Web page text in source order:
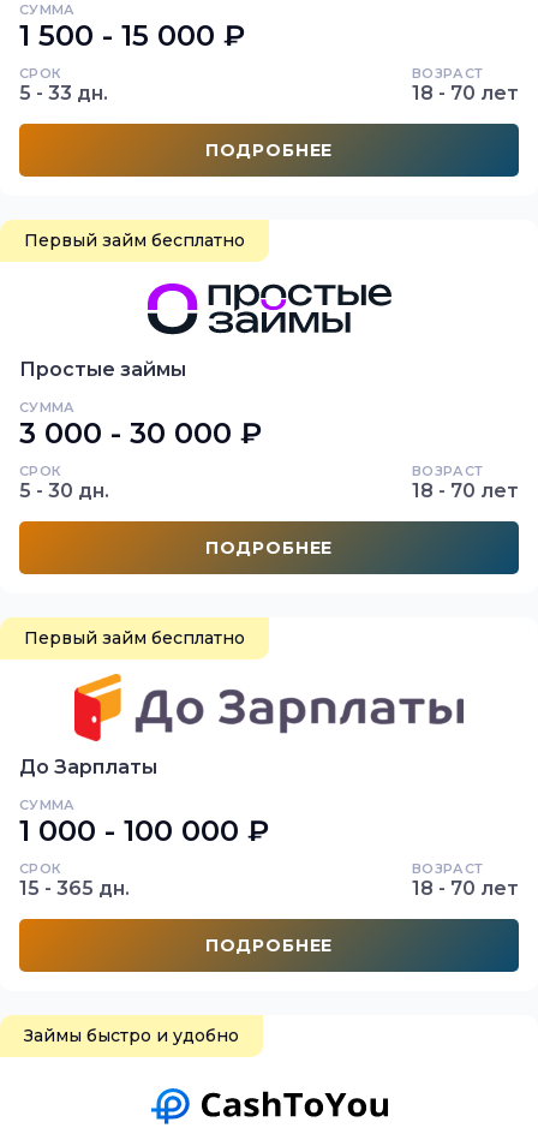
СУММА
1 500 - 15 000 ₽
СРОК
5 - 33 дн.
ВОЗРАСТ
18 - 70 лет
ПОДРОБНЕЕ
Первый займ бесплатно
Простые займы
СУММА
3 000 - 30 000 ₽
СРОК
5 - 30 дн.
ВОЗРАСТ
18 - 70 лет
ПОДРОБНЕЕ
Первый займ бесплатно
До Зарплаты
СУММА
1 000 - 100 000 ₽
СРОК
15 - 365 дн.
ВОЗРАСТ
18 - 70 лет
ПОДРОБНЕЕ
Займы быстро и удобно